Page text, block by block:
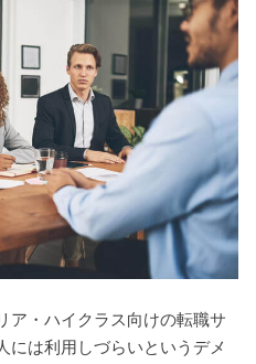
ア・ハイクラス向けの転職サ
には利用しづらいというデメ